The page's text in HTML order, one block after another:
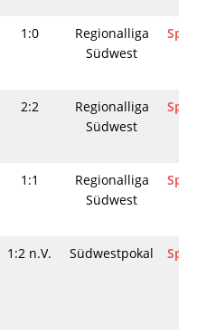
1:0
Regionalliga
Südwest
2:2
Regionalliga
Südwest
1:1
Regionalliga
Südwest
1:2 n.V. Südwestpokal